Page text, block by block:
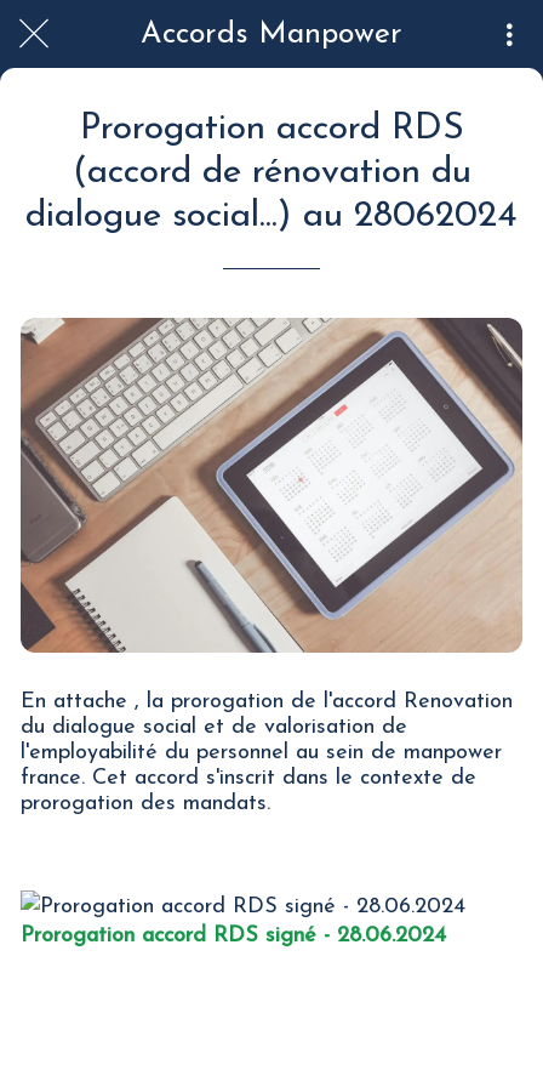
Accords Manpower
Prorogation accord RDS
(accord de rénovation du
dialogue social...) au 28062024
En attache , la prorogation de l'accord Renovation
du dialogue social et de valorisation de
l'employabilité du personnel au sein de manpower
france. Cet accord s'inscrit dans le contexte de
prorogation des mandats.
Prorogation accord RDS signé - 28.06.2024